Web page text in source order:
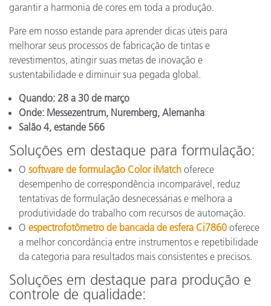
garantir a harmonia de cores em toda a produção.
Pare em nosso estande para aprender dicas úteis para
melhorar seus processos de fabricação de tintas e
revestimentos, atingir suas metas de inovação e
sustentabilidade e diminuir sua pegada global.
Quando: 28 a 30 de março
Onde: Messezentrum, Nuremberg, Alemanha
Salão 4, estande 566
Soluções em destaque para formulação:
O software de formulação Color iMatch oferece
desempenho de correspondência incomparável, reduz
tentativas de formulação desnecessárias e melhora a
produtividade do trabalho com recursos de automação.
O espectrofotômetro de bancada de esfera Ci7860 oferece
a melhor concordância entre instrumentos e repetibilidade
da categoria para resultados mais consistentes e precisos.
Soluções em destaque para produção e
controle de qualidade: